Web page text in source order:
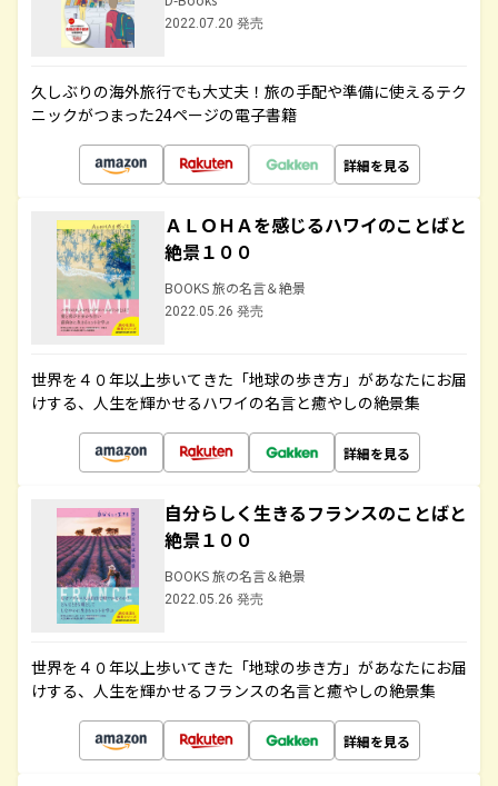
2022.07.20 発売
久しぶりの海外旅行でも大丈夫！旅の手配や準備に使えるテク
ニックがつまった24ページの電子書籍
詳細を見る
ＡＬＯＨＡを感じるハワイのことばと
絶景１００
BOOKS 旅の名言＆絶景
2022.05.26 発売
世界を４０年以上歩いてきた「地球の歩き方」があなたにお届
けする、人生を輝かせるハワイの名言と癒やしの絶景集
詳細を見る
自分らしく生きるフランスのことばと
絶景１００
BOOKS 旅の名言＆絶景
2022.05.26 発売
世界を４０年以上歩いてきた「地球の歩き方」があなたにお届
けする、人生を輝かせるフランスの名言と癒やしの絶景集
詳細を見る